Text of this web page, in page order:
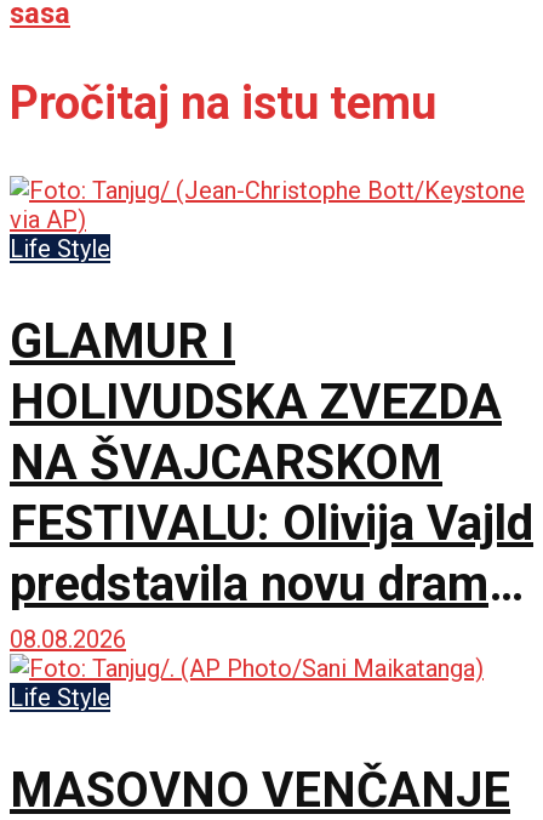
sasa
Pročitaj na istu temu
Life Style
GLAMUR I
HOLIVUDSKA ZVEZDA
NA ŠVAJCARSKOM
FESTIVALU: Olivija Vajld
predstavila novu dramu
na 79. izdanju u
Lokarnu
08.08.2026
Life Style
MASOVNO VENČANJE